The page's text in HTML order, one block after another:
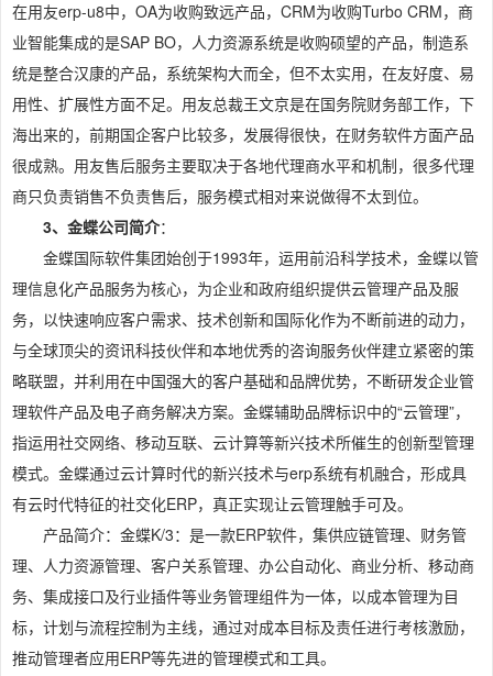
在用友erp-u8中，OA为收购致远产品，CRM为收购Turbo CRM，商
业智能集成的是SAP BO，人力资源系统是收购硕望的产品，制造系
统是整合汉康的产品，系统架构大而全，但不太实用，在友好度、易
用性、扩展性方面不足。用友总裁王文京是在国务院财务部工作，下
海出来的，前期国企客户比较多，发展得很快，在财务软件方面产品
很成熟。用友售后服务主要取决于各地代理商水平和机制，很多代理
商只负责销售不负责售后，服务模式相对来说做得不太到位。
3、金蝶公司简介：
金蝶国际软件集团始创于1993年，运用前沿科学技术，金蝶以管
理信息化产品服务为核心，为企业和政府组织提供云管理产品及服
务，以快速响应客户需求、技术创新和国际化作为不断前进的动力，
与全球顶尖的资讯科技伙伴和本地优秀的咨询服务伙伴建立紧密的策
略联盟，并利用在中国强大的客户基础和品牌优势，不断研发企业管
理软件产品及电子商务解决方案。金蝶辅助品牌标识中的“云管理”，
指运用社交网络、移动互联、云计算等新兴技术所催生的创新型管理
模式。金蝶通过云计算时代的新兴技术与erp系统有机融合，形成具
有云时代特征的社交化ERP，真正实现让云管理触手可及。
产品简介：金蝶K/3：是一款ERP软件，集供应链管理、财务管
理、人力资源管理、客户关系管理、办公自动化、商业分析、移动商
务、集成接口及行业插件等业务管理组件为一体，以成本管理为目
标，计划与流程控制为主线，通过对成本目标及责任进行考核激励，
推动管理者应用ERP等先进的管理模式和工具。